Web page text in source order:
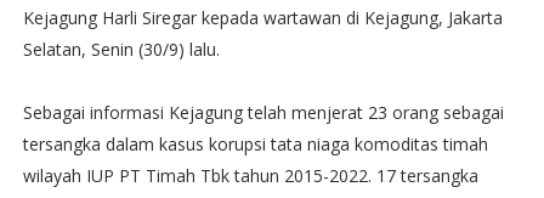
Kejagung Harli Siregar kepada wartawan di Kejagung, Jakarta
Selatan, Senin (30/9) lalu.
Sebagai informasi Kejagung telah menjerat 23 orang sebagai
tersangka dalam kasus korupsi tata niaga komoditas timah
wilayah IUP PT Timah Tbk tahun 2015-2022. 17 tersangka